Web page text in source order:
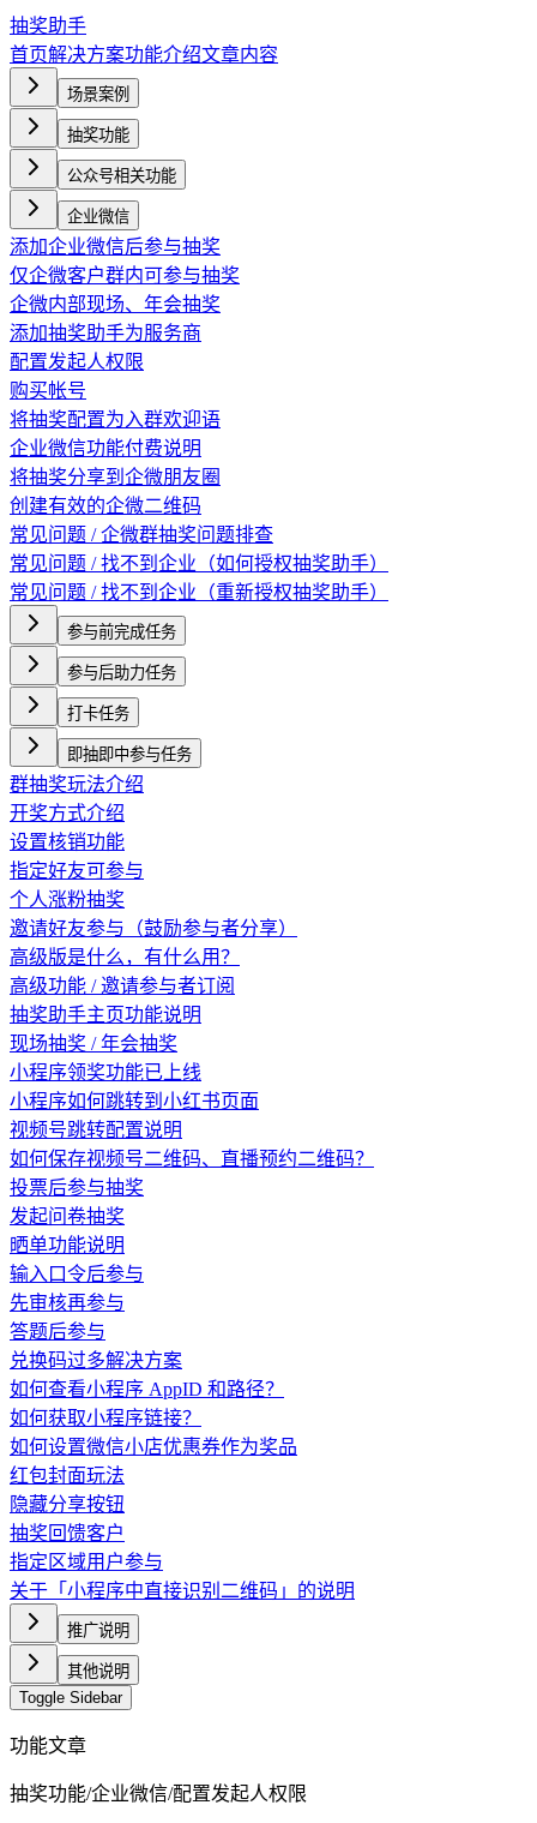
抽奖助手
首页解决方案功能介绍文章内容
场景案例
抽奖功能
公众号相关功能
企业微信
添加企业微信后参与抽奖
仅企微客户群内可参与抽奖
企微内部现场、年会抽奖
添加抽奖助手为服务商
配置发起人权限
购买帐号
将抽奖配置为入群欢迎语
企业微信功能付费说明
将抽奖分享到企微朋友圈
创建有效的企微二维码
常见问题 / 企微群抽奖问题排查
常见问题 / 找不到企业（如何授权抽奖助手）
常见问题 / 找不到企业（重新授权抽奖助手）
参与前完成任务
参与后助力任务
打卡任务
即抽即中参与任务
群抽奖玩法介绍
开奖方式介绍
设置核销功能
指定好友可参与
个人涨粉抽奖
邀请好友参与（鼓励参与者分享）
高级版是什么，有什么用？
高级功能 / 邀请参与者订阅
抽奖助手主页功能说明
现场抽奖 / 年会抽奖
小程序领奖功能已上线
小程序如何跳转到小红书页面
视频号跳转配置说明
如何保存视频号二维码、直播预约二维码？
投票后参与抽奖
发起问卷抽奖
晒单功能说明
输入口令后参与
先审核再参与
答题后参与
兑换码过多解决方案
如何查看小程序 AppID 和路径？
如何获取小程序链接？
如何设置微信小店优惠券作为奖品
红包封面玩法
隐藏分享按钮
抽奖回馈客户
指定区域用户参与
关于「小程序中直接识别二维码」的说明
推广说明
其他说明
Toggle Sidebar
功能文章
抽奖功能/企业微信/配置发起人权限